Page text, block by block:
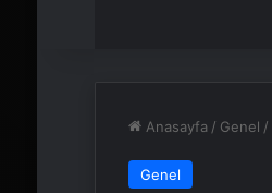
Anasayfa / Genel /
Genel